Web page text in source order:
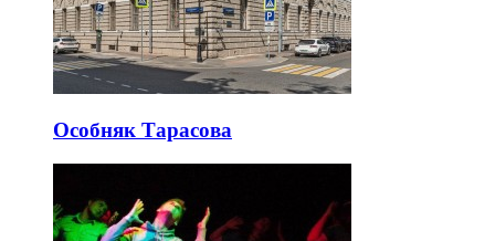
Особняк Тарасова